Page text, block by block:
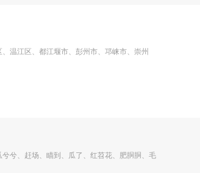
温江区、都江堰市、彭州市、邛崃市、崇州
兮、赶场、瞄到、瓜了、红苕花、肥胴胴、毛